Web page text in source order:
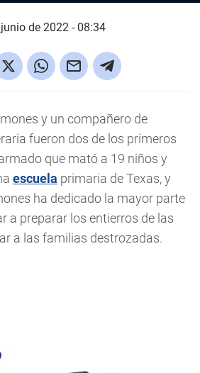
de 2022 - 08:34
y un compañero de
fueron dos de los primeros
que mató a 19 niños y
escuela primaria de Texas, y
ha dedicado la mayor parte
a preparar los entierros de las
a las familias destrozadas.